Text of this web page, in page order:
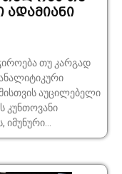
ადამიანი
თუ კარგად
კუნთოვანი